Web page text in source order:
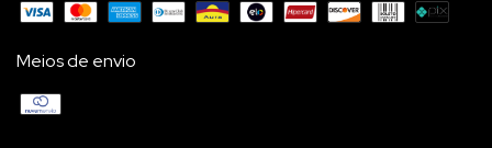
Meios de envio